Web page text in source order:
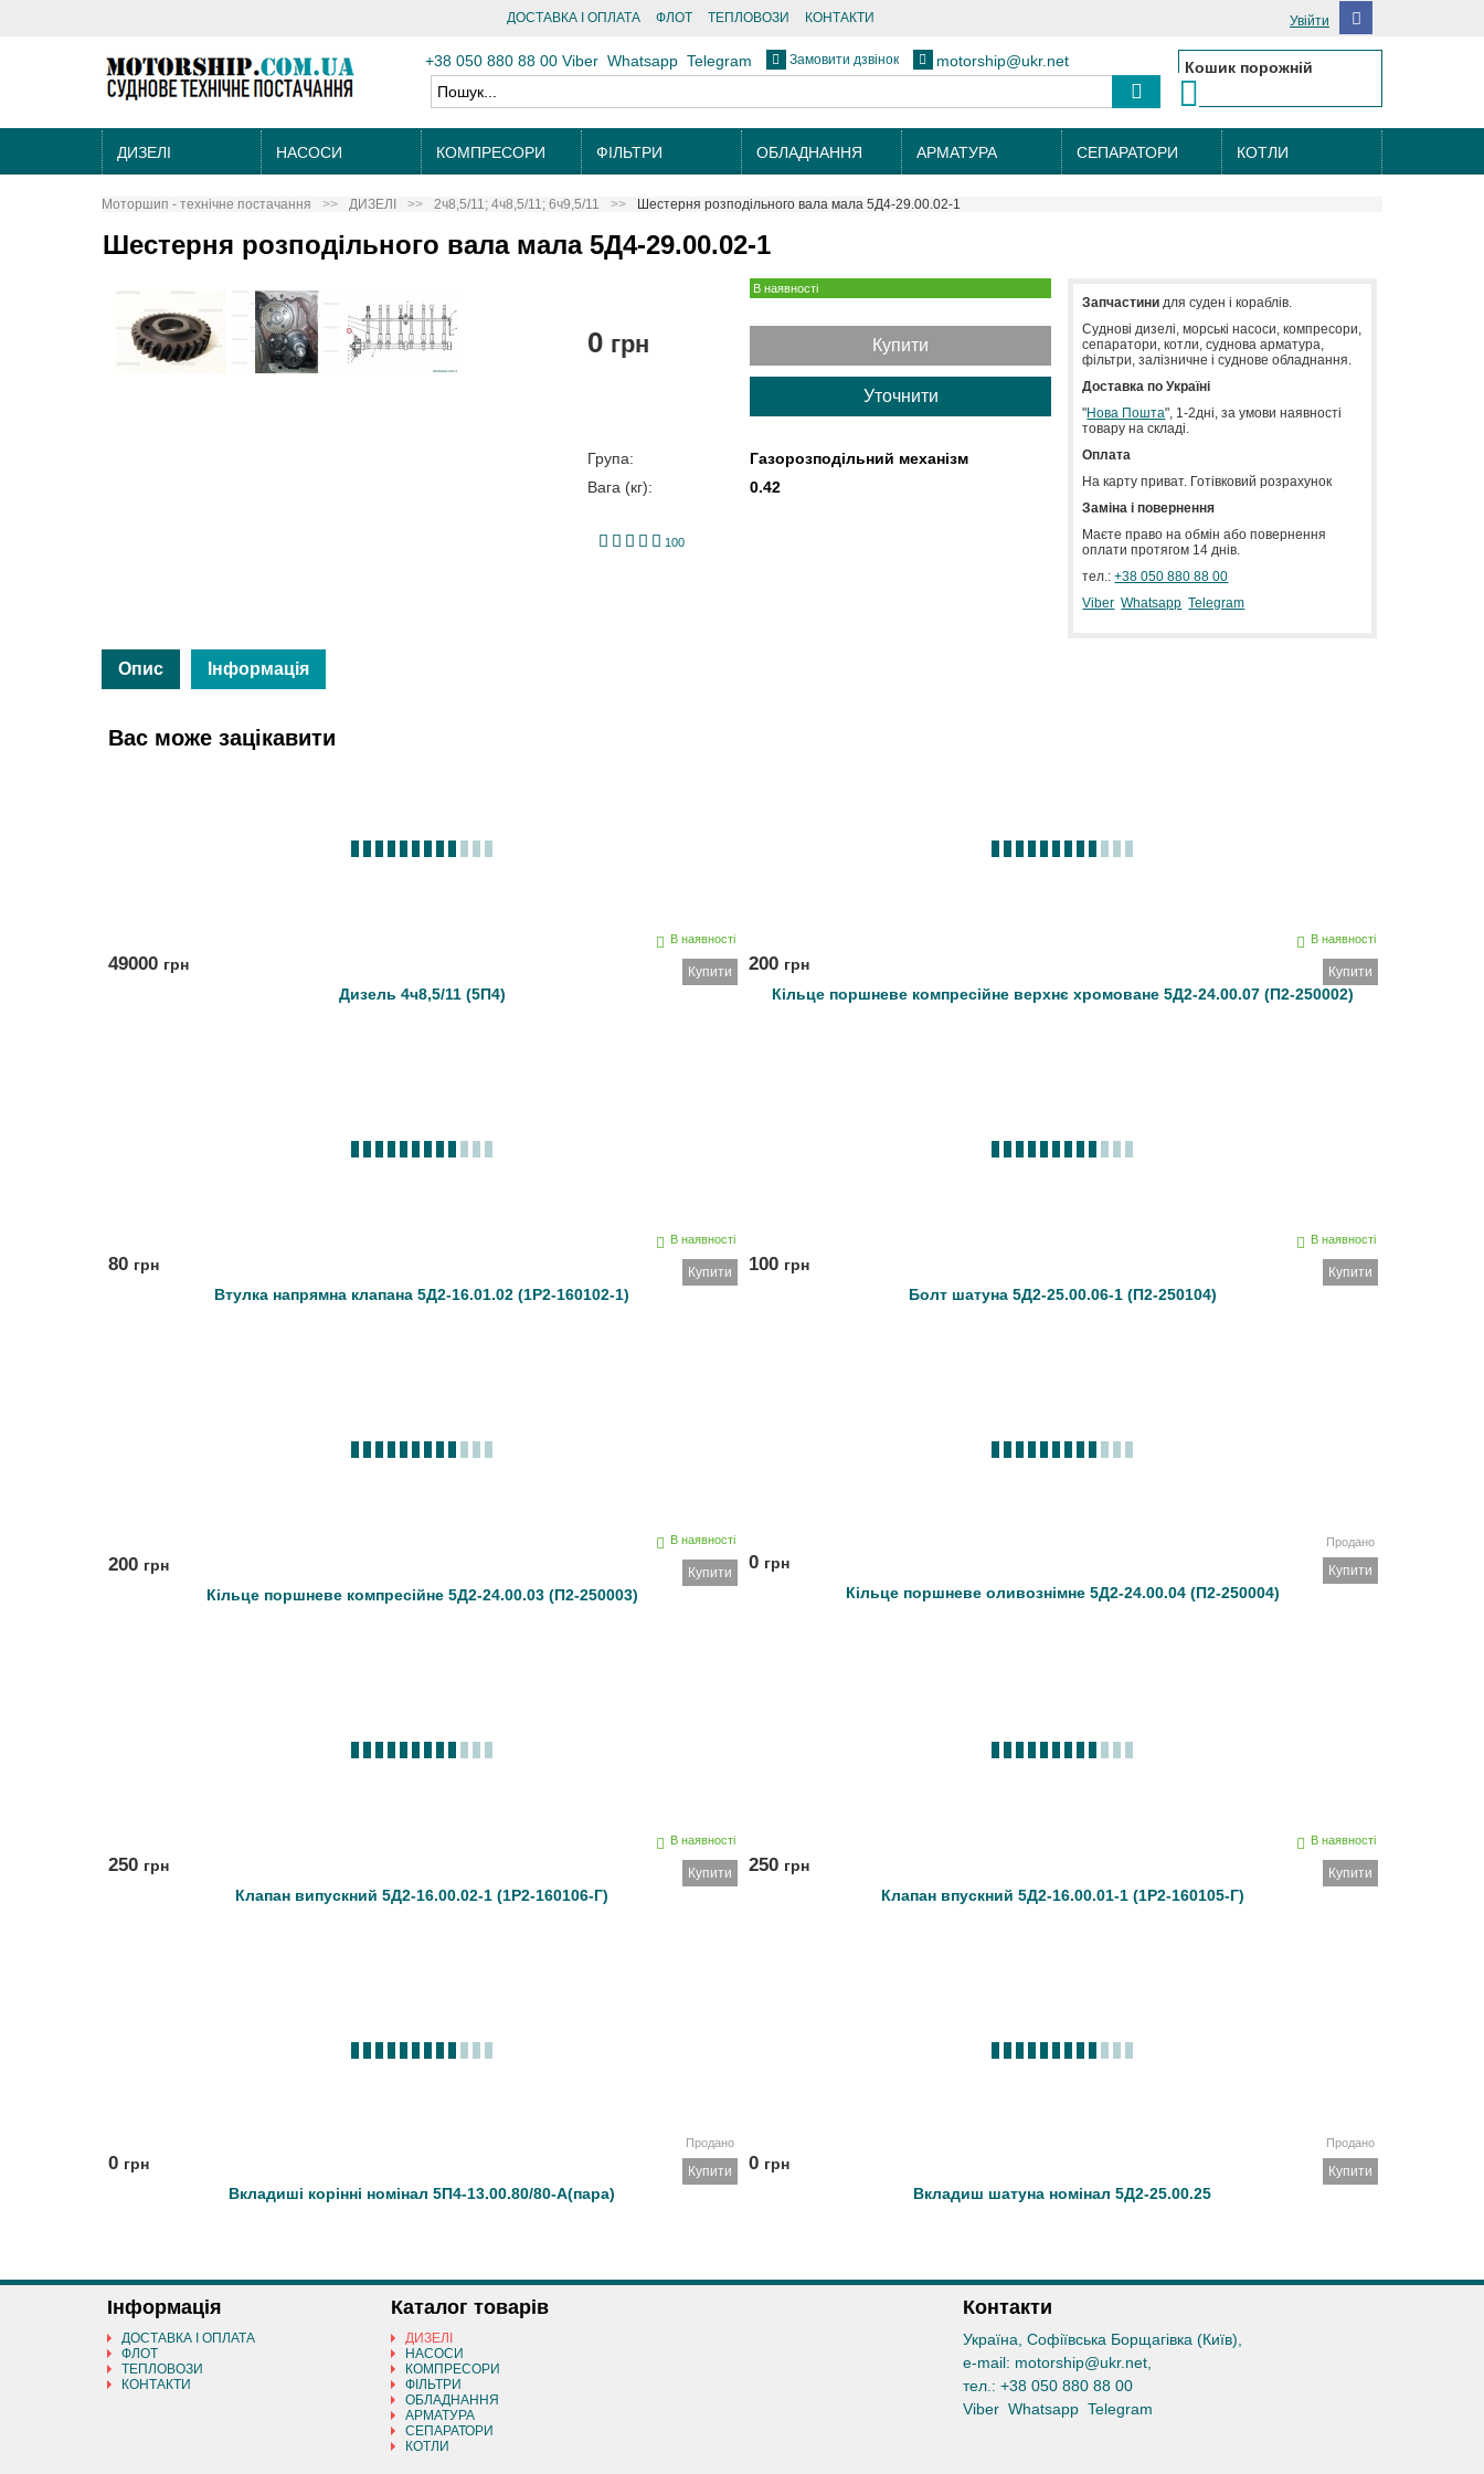
Увійти
ДОСТАВКА І ОПЛАТА ФЛОТ ТЕПЛОВОЗИ КОНТАКТИ
+38 050 880 88 00 Viber Whatsapp Telegram Замовити дзвінок motorship@ukr.net Кошик порожній
ДИЗЕЛІ НАСОСИ КОМПРЕСОРИ ФІЛЬТРИ ОБЛАДНАННЯ АРМАТУРА СЕПАРАТОРИ КОТЛИ
Моторшип - технічне постачання ДИЗЕЛІ 2ч8,5/11; 4ч8,5/11; 6ч9,5/11 Шестерня розподільного вала мала 5Д4-29.00.02-1
Шестерня розподільного вала мала 5Д4-29.00.02-1
В наявності
0 грн Купити
Уточнити
Група:
Газорозподільний механізм
Вага (кг):
0.42
100
12345
Запчастини для суден і кораблів.
Cуднові дизелі, морські насоси, компресори,
сепаратори, котли, суднова арматура,
фільтри, залізничне і суднове обладнання.
Доставка по Україні
"Нова Пошта", 1-2дні, за умови наявності
товару на складі.
Оплата
На карту приват. Готівковий розрахунок
Заміна і повернення
Маєте право на обмін або повернення
оплати протягом 14 днів.
тел.:+38 050 880 88 00
Viber Whatsapp Telegram
Опис Інформація
Вас може зацікавити
В наявності
49000 грн Купити
Дизель 4ч8,5/11 (5П4)
В наявності
200 грн Купити
Кільце поршневе компресійне верхнє хромоване 5Д2-24.00.07 (П2-250002)
В наявності
80 грн Купити
Втулка напрямна клапана 5Д2-16.01.02 (1Р2-160102-1)
В наявності
100 грн Купити
Болт шатуна 5Д2-25.00.06-1 (П2-250104)
В наявності
200 грн Купити
Кільце поршневе компресійне 5Д2-24.00.03 (П2-250003)
Продано
0 грн Купити
Кільце поршневе оливознімне 5Д2-24.00.04 (П2-250004)
В наявності
250 грн Купити
Клапан випускний 5Д2-16.00.02-1 (1Р2-160106-Г)
В наявності
250 грн Купити
Клапан впускний 5Д2-16.00.01-1 (1Р2-160105-Г)
Продано
0 грн Купити
Вкладиші корінні номінал 5П4-13.00.80/80-А(пара)
Продано
0 грн Купити
Вкладиш шатуна номінал 5Д2-25.00.25
Інформація
ДОСТАВКА І ОПЛАТА
ФЛОТ
ТЕПЛОВОЗИ
КОНТАКТИ
Каталог товарів
ДИЗЕЛІ
НАСОСИ
КОМПРЕСОРИ
ФІЛЬТРИ
ОБЛАДНАННЯ
АРМАТУРА
СЕПАРАТОРИ
КОТЛИ
Контакти
Україна, Софіївська Борщагівка (Київ)
e-mail: motorship@ukr.net
тел.: +38 050 880 88 00
Viber Whatsapp Telegram